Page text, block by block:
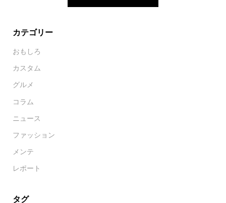
カテゴリー
おもしろ
カスタム
グルメ
コラム
ニュース
ファッション
メンテ
レポート
タグ